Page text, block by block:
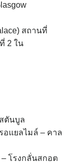
สถานที่
2 ใน
ตันบูล
แยลไมล์ – คาล
โรงกลั่นสกอต